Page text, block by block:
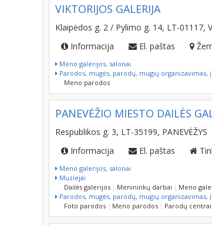
VIKTORIJOS GALERIJA
Klaipėdos g. 2 / Pylimo g. 14, LT-01117,
Informacija
El. paštas
Meno galerijos, salonai
Parodos, mugės, parodų, mugių organizavimas,
Meno parodos
PANEVĖŽIO MIESTO DAILĖS
Respublikos g. 3, LT-35199, PANEVĖŽYS
Informacija
El. paštas
Meno galerijos, salonai
Muziejai
Dailės galerijos
Menininkų darbai Meno
Parodos, mugės, parodų, mugių organizavimas,
Foto parodos
Meno parodos Parodų centrai